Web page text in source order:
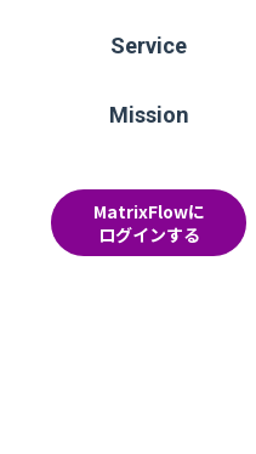
Service
Mission
MatrixFlowに
ログインする